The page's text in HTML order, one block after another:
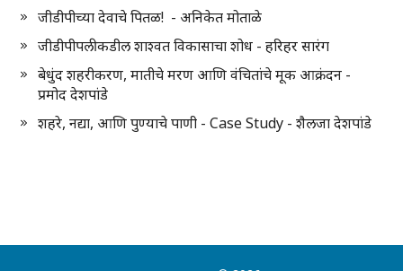
जीडीपीच्या देवाचे पितळ! - अनिकेत मोताळे
जीडीपीपलीकडील शाश्वत विकासाचा शोध - हरिहर सारंग
बेधुंद शहरीकरण, मातीचे मरण आणि वंचितांचे मूक आक्रंदन -
प्रमोद देशपांडे
शहरे, नद्या, आणि पुण्याचे पाणी - Case Study - शैलजा देशपांडे